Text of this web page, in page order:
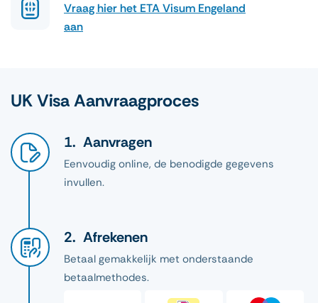
Vraag hier het ETA Visum Engeland
aan
UK Visa Aanvraagproces
Aanvragen
Eenvoudig online, de benodigde gegevens
invullen.
Afrekenen
Betaal gemakkelijk met onderstaande
betaalmethodes.